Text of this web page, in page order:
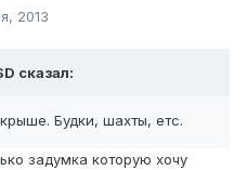
2013
сказал:
Будки, шахты, етс.
задумка которую хочу